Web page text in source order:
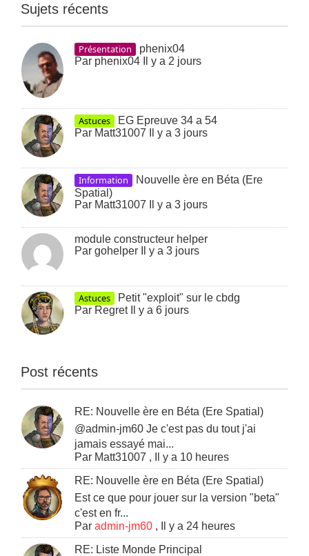
Sujets récents
Présentation
phenix04
Par phenix04 Il y a 2 jours
Astuces
EG Epreuve 34 a 54
Par Matt31007 Il y a 3 jours
Information
Nouvelle ère en Béta (Ere
Spatial)
Par Matt31007 Il y a 3 jours
module constructeur helper
Pargohelper Il y a 3 jours
Astuces
Petit "exploit" sur le cbdg
Par Regret Il y a 6 jours
Post récents
RE: Nouvelle ère en Béta (Ere Spatial)
@admin-jm60 Je c'est pas du tout j'ai
jamais essayé mai...
Par Matt31007 ,
Il y a 10 heures
RE: Nouvelle ère en Béta (Ere Spatial)
Est ce que pour jouer sur la version "beta"
c'est en fr...
Paradmin-jm60 ,
Il y a 24 heures
RE: Liste Monde Principal